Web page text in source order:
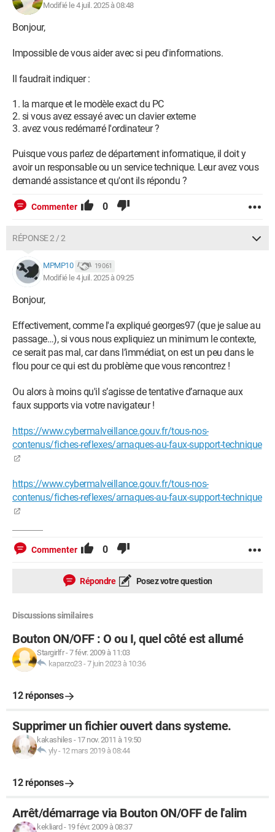
Modifié le 4 juil. 2025 à 08:48
Bonjour,
Impossible de vous aider avec si peu d'informations.
Il faudrait indiquer :
la marque et le modèle exact du PC
si vous avez essayé avec un clavier externe
avez vous redémarré l'ordinateur ?
Puisque vous parlez de département informatique, il doit y
avoir un responsable ou un service technique. Leur avez vous
demandé assistance et qu'ont ils répondu ?
Commenter 0
RÉPONSE 2 / 2
MPMP10 19 061
Modifié le 4 juil. 2025 à 09:25
Bonjour,
Effectivement, comme l'a expliqué georges97 (que je salue au
passage…), si vous nous expliquiez un minimum le contexte,
ce serait pas mal, car dans l’immédiat, on est un peu dans le
flou pour ce qui est du problème que vous rencontrez !
Ou alors à moins qu'il s’agisse de tentative d’arnaque aux
faux supports via votre navigateur !
https://www.cybermalveillance.gouv.fr/tous-nos-
contenus/fiches-reflexes/arnaques-au-faux-support-technique
https://www.cybermalveillance.gouv.fr/tous-nos-
contenus/fiches-reflexes/arnaques-au-faux-support-technique
Commenter 0
Répondre Posez votre question
Discussions similaires
Bouton ON/OFF : O ou I, quel côté est allumé
Stargirlfr-7 févr. 2009 à 11:03
kaparzo23-7 juin 2023 à 10:36
12 réponses
Supprimer un fichier ouvert dans systeme.
kakashiles - 17 nov. 2011 à 19:50
yly- 12 mars 2019 à 08:44
12 réponses
Arrêt/démarrage via Bouton ON/OFF de l'alim
kekliard - 19 févr. 2009 à 08:37